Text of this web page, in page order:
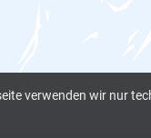
verwenden wir nur